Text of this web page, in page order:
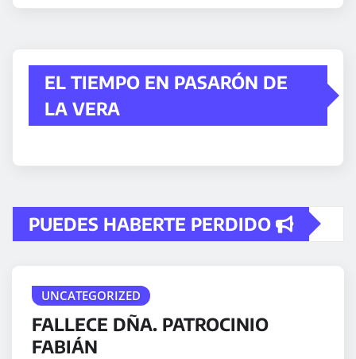
EL TIEMPO EN PASARÓN DE
LA VERA
PUEDES HABERTE PERDIDO
UNCATEGORIZED
FALLECE DÑA. PATROCINIO
FABIÁN